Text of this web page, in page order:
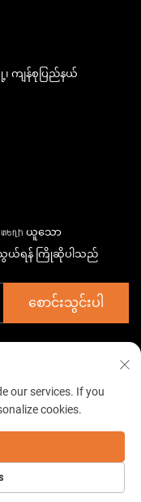
ကျန်စုပြည်နယ်
ယူသော
ယ်ရန် ကြိုဆိုပါသည်
စောင်းသွင်းပါ
ာ့ဂ် အီလက်ထရိုမက်ခရိုနစ်
our services. If you
cookies.